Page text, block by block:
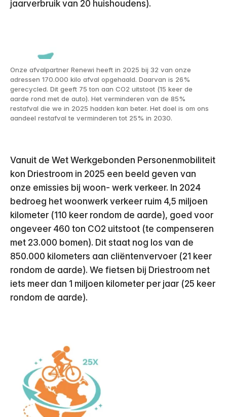
jaarverbruik van 20 huishoudens).
Onze afvalpartner Renewi heeft in 2025 bij 32 van onze
adressen 170.000 kilo afval opgehaald. Daarvan is 26%
gerecycled. Dit geeft 75 ton aan CO2 uitstoot (15 keer de
aarde rond met de auto). Het verminderen van de 85%
restafval die we in 2025 hadden kan beter. Het doel is om ons
aandeel restafval te verminderen tot 25% in 2030.
Vanuit de Wet Werkgebonden Personenmobiliteit
kon Driestroom in 2025 een beeld geven van
onze emissies bij woon- werk verkeer. In 2024
bedroeg het woonwerk verkeer ruim 4,5 miljoen
kilometer (110 keer rondom de aarde), goed voor
ongeveer 460 ton CO2 uitstoot (te compenseren
met 23.000 bomen). Dit staat nog los van de
850.000 kilometers aan cliëntenvervoer (21 keer
rondom de aarde). We fietsen bij Driestroom net
iets meer dan 1 miljoen kilometer per jaar (25 keer
rondom de aarde).